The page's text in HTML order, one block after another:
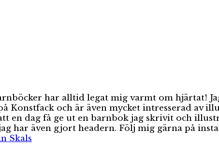
har alltid legat mig varmt om hjärtat!
Konstfack och är även mycket intresserad av
en dag få ge ut en barnbok jag skrivit och
har även gjort headern. Följ mig gärna på
Skals